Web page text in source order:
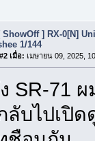
ShowOff ] RX-0[N]
1/144
เมื่อ: เมษายน 09, 2025,
SR-71
ลับไปเปิ